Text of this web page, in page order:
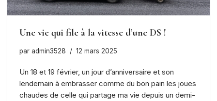
Une vie qui file à la vitesse d’une DS !
par admin3528 12 mars 2025
Un 18 et 19 février, un jour d’anniversaire et son
lendemain à embrasser comme du bon pain les joues
chaudes de celle qui partage ma vie depuis un demi-